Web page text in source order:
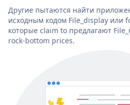
Другие пытаются найти
исходным кодом File_display или
которые claim to предлагают
rock-bottom prices.